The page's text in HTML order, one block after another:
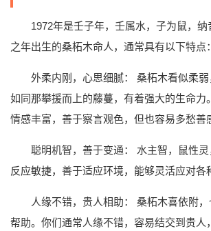
1972年是壬子年，壬属水，子为鼠，纳
之年出生的桑柘木命人，通常具有以下特点：
外柔内刚，心思细腻： 桑柘木看似柔弱
如同那攀援而上的藤蔓，有着强大的生命力
情感丰富，善于察言观色，但也容易多愁善
聪明机智，善于变通： 水主智，鼠性灵
反应敏捷，善于适应环境，能够灵活应对各
人缘不错，贵人相助： 桑柘木喜依附
帮助。你们通常人缘不错，容易结交到贵人